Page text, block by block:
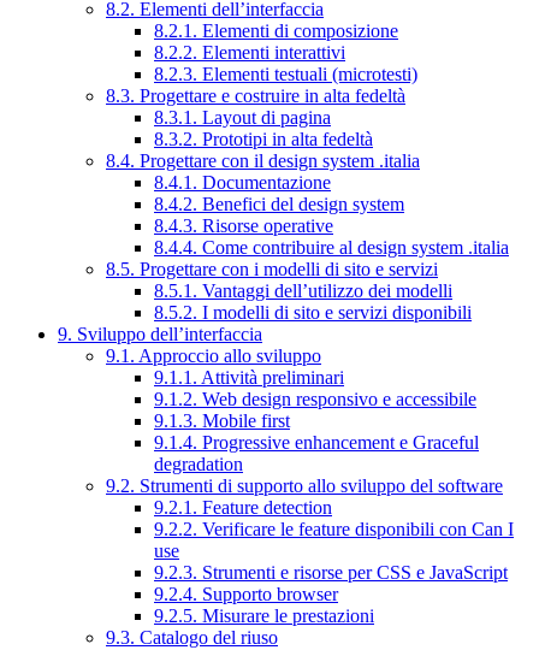
8.2. Elementi dell’interfaccia
8.2.1. Elementi di composizione
8.2.2. Elementi interattivi
8.2.3. Elementi testuali (microtesti)
8.3. Progettare e costruire in alta fedeltà
8.3.1. Layout di pagina
8.3.2. Prototipi in alta fedeltà
8.4. Progettare con il design system .italia
8.4.1. Documentazione
8.4.2. Benefici del design system
8.4.3. Risorse operative
8.4.4. Come contribuire al design system .italia
8.5. Progettare con i modelli di sito e servizi
8.5.1. Vantaggi dell’utilizzo dei modelli
8.5.2. I modelli di sito e servizi disponibili
9. Sviluppo dell’interfaccia
9.1. Approccio allo sviluppo
9.1.1. Attività preliminari
9.1.2. Web design responsivo e accessibile
9.1.3. Mobile first
9.1.4. Progressive enhancement e Graceful
degradation
9.2. Strumenti di supporto allo sviluppo del software
9.2.1. Feature detection
9.2.2. Verificare le feature disponibili con Can I
use
9.2.3. Strumenti e risorse per CSS e JavaScript
9.2.4. Supporto browser
9.2.5. Misurare le prestazioni
9.3. Catalogo del riuso